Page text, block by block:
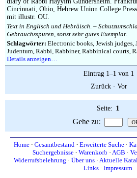
Cincinnati, Ohio, Hebrew Union College
mit illustr. OU.
Text in Englisch und Hebräisch. –
Gebrauchsspuren, sonst sehr gutes Exemplar.
Schlagwörter: Electronic books, Jewish judges,
Judentum, Rabbi, Rabbiner, Rabbinical courts,
Details anzeigen…
Eintrag 1–1 von 1
Zurück· Vor
Seite: 1
Gehe zu:
Home· Gesamtbestand· Erweiterte Suche·
Suchergebnisse · Warenkorb · AGB ·
Widerrufsbelehrung · Über uns· Aktuelle
Links· Impressum